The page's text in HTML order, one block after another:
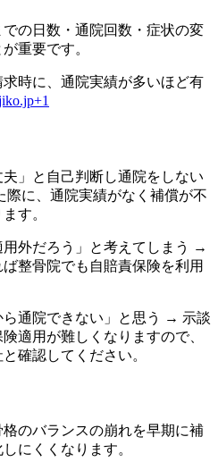
の日数・通院回数・症状の変
重要です。
時に、通院実績が多いほど有
+1
夫」と自己判断し通院をしない
に、通院実績がなく補償が不
す。
用外だろう」と考えてしまう →
整骨院でも自賠責保険を利用
ら通院できない」と思う → 示談
適用が難しくなりますので、
確認してください。
のバランスの崩れを早期に補
にくくなります。